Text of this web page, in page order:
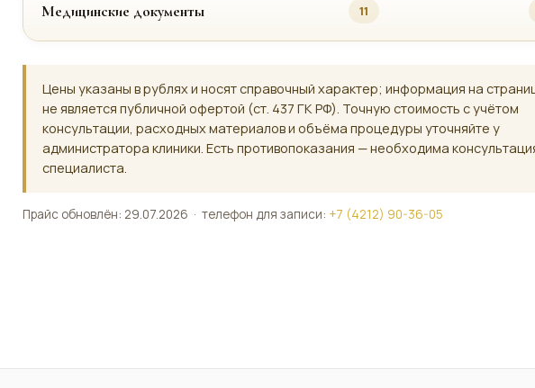
Медицинские документы 11
Цены указаны в рублях и носят справочный характер; информация на
не является публичной офертой (ст. 437 ГК РФ). Точную стоимость с учётом
консультации, расходных материалов и объёма процедуры уточняйте у
администратора клиники. Есть противопоказания — необходима
специалиста.
Прайс обновлён: 29.07.2026 · телефон для записи: +7 (4212) 90-36-05